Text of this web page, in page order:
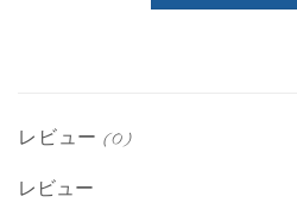
レビュー (0)
レビュー